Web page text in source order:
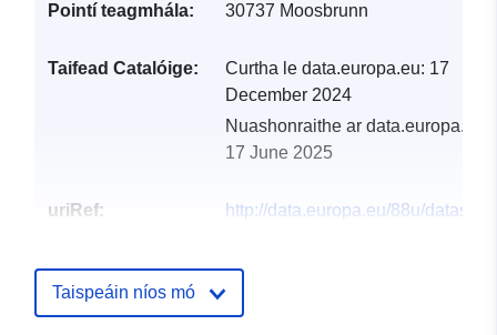
Pointí teagmhála: 30737 Moosbrunn
Taifead Catalóige: Curtha le data.europa.eu: 17
December 2024
Nuashonraithe ar data.europa.eu:
17 June 2025
uriRef:
http://data.europa.eu/88u/dataset/
Taispeáin níos mó